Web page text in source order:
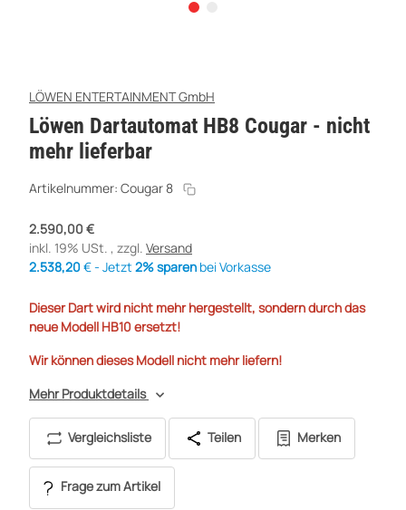
LÖWEN ENTERTAINMENT GmbH
Löwen Dartautomat HB8 Cougar - nicht
mehr lieferbar
Artikelnummer: Cougar 8
2.590,00 €
inkl. 19% USt. , zzgl. Versand
2.538,20€ - Jetzt 2% sparen bei Vorkasse
Dieser Dart wird nicht mehr hergestellt, sondern durch das
neue Modell HB10 ersetzt!
Wir können dieses Modell nicht mehr liefern!
Mehr Produktdetails
Vergleichsliste Teilen Merken
Frage zum Artikel